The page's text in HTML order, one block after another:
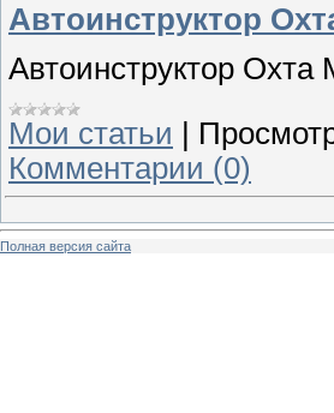
Автоинструктор
Автоинструктор
Мои статьи
Комментарии (0)
Полная версия сайта